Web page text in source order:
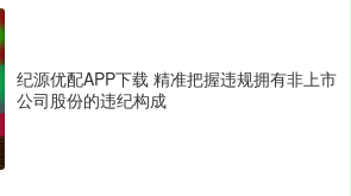
纪源优配APP下载 精准把握违规拥有非上市
公司股份的违纪构成